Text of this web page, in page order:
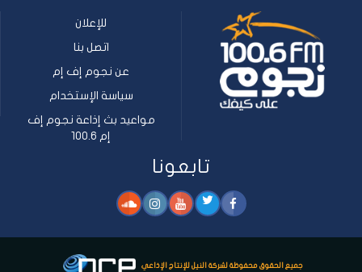
للإعلان
اتصل بنا
عن نجوم إف إم
سياسة الإستخدام
مواعيد بث إذاعة نجوم إف
إم 100.6
تابعونا
جميع الحقوق محفوظة لشركة النيل للإنتاج الإذاعي